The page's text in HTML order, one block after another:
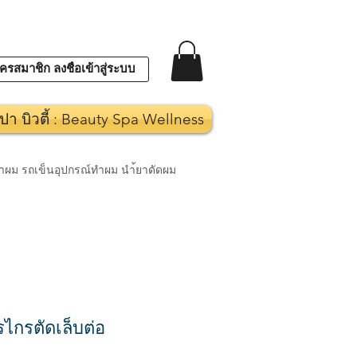
รสมาชิก ลงชื่อเข้าสู่ระบบ
า บิวตี้ : Beauty Spa Wellness
ำผม รถเข็นอุปกรณ์ทำผม นำ้ยาดัดผม
ไกรตัดเล็บต่อ